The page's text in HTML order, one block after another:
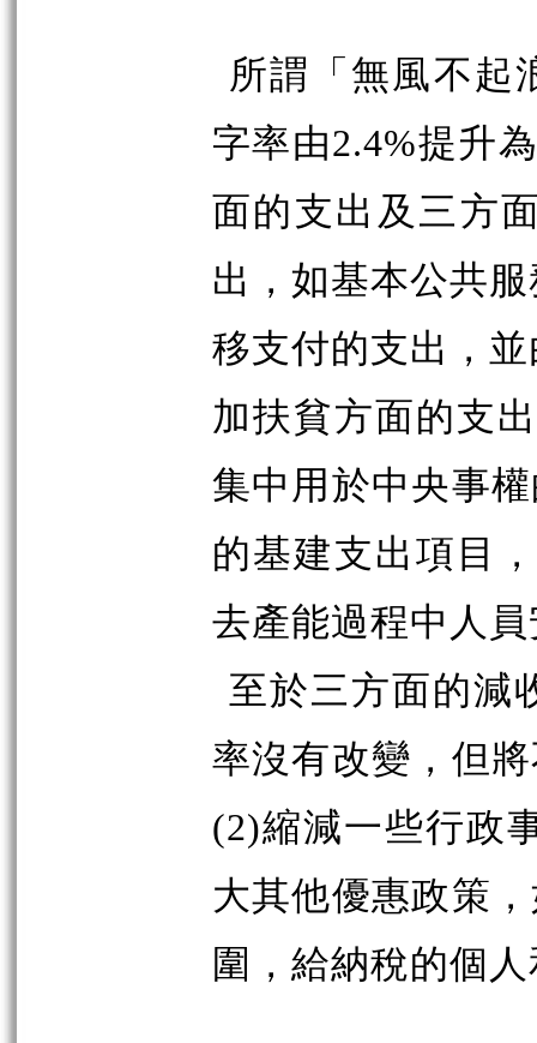
所謂「無風不起
字率由2.4%提升
面的支出及三方
出，如基本公共
移支付的支出，
加扶貧方面的支
集中用於中央事
的基建支出項目
去產能過程中人
至於三方面的減
率沒有改變，但
(2)縮減一些行政
大其他優惠政策
圍，給納稅的個